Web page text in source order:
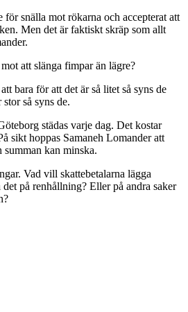
snälla mot rökarna och accepterat att
Men det är faktiskt skräp som allt
att slänga fimpar än lägre?
bara för att det är så litet så syns de
så syns de.
städas varje dag. Det kostar
sikt hoppas Samaneh Lomander att
summan kan minska.
Vad vill skattebetalarna lägga
på renhållning? Eller på andra saker